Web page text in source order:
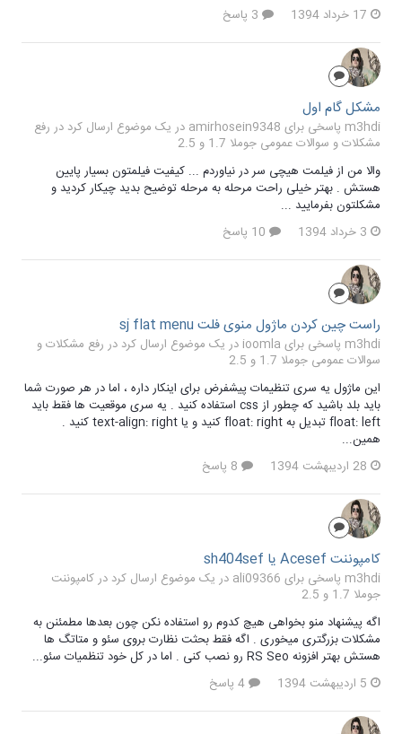
17 خرداد 1394
مشکل گام اول
m3hdi پاسخی برای amirhosein9348 در یک موضوع ارسال کرد در
رفع
مشکلات و سوالات عمومی جوملا 1.7 و 2.5
والا من از فیلمت هیچی سر در نیاوردم ... کیفیت فیلمتون بسیار پایین
هستش . بهتر خیلی راحت مرحله به مرحله توضیح بدید چیکار کردید و
مشکلتون بفرمایید ...
3 خرداد 1394
راست چین کردن ماژول منوی فلت sj flat menu
m3hdi پاسخی برای ioomla در یک موضوع ارسال کرد در
رفع مشکلات و
سوالات عمومی جوملا 1.7 و 2.5
این ماژول یه سری تنظیمات پیشفرض برای اینکار داره ، اما در هر صورت شما
باید بلد باشید که چطور از css استفاده کنید . یه سری موقعیت ها فقط باید
float: left تبدیل به float: right کنید و یا text-align: right کنید .
همین...
28 اردیبهشت 1394
کامپوننت Acesef یا sh404sef
m3hdi پاسخی برای ali09366 در یک موضوع ارسال کرد در
کامپوننت
جوملا 1.7 و 2.5
اگه پیشنهاد منو بخواهی هیچ کدوم رو استفاده نکن چون بعدها مطمئنن به
مشکلات بزرگتری میخوری . اگه فقط بحثت نظارت بروی سئو و متاتگ ها
هستش بهتر افزونه RS Seo رو نصب کنی . اما در کل خود تنظمیات سئو...
5 اردیبهشت 1394